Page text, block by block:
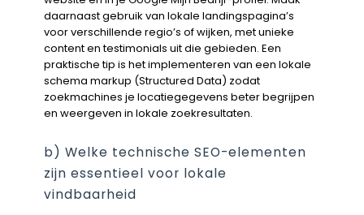
daarnaast gebruik van lokale landingspagina’s
voor verschillende regio’s of wijken, met unieke
content en testimonials uit die gebieden. Een
praktische tip is het implementeren van een lokale
schema markup (Structured Data) zodat
zoekmachines je locatiegegevens beter begrijpen
en weergeven in lokale zoekresultaten.
b) Welke technische SEO-elementen
zijn essentieel voor lokale
vindbaarheid